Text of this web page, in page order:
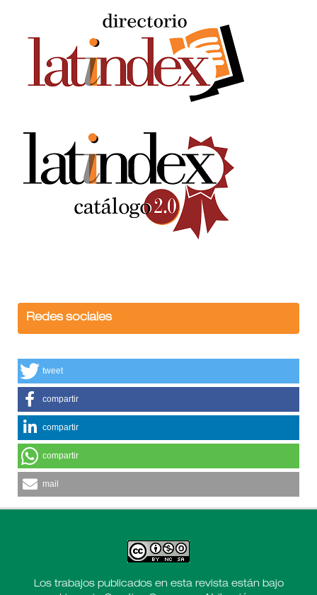
Redes sociales
tweet
compartir
compartir
compartir
mail
Los trabajos publicados en esta revista están bajo